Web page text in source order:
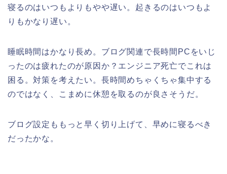
寝るのはいつもよりもやや遅い。起きるのはいつもよ
りもかなり遅い。
睡眠時間はかなり長め。ブログ関連で長時間PCをいじ
ったのは疲れたのが原因か？エンジニア死亡でこれは
困る。対策を考えたい。長時間めちゃくちゃ集中する
のではなく、こまめに休憩を取るのが良さそうだ。
ブログ設定ももっと早く切り上げて、早めに寝るべき
だったかな。